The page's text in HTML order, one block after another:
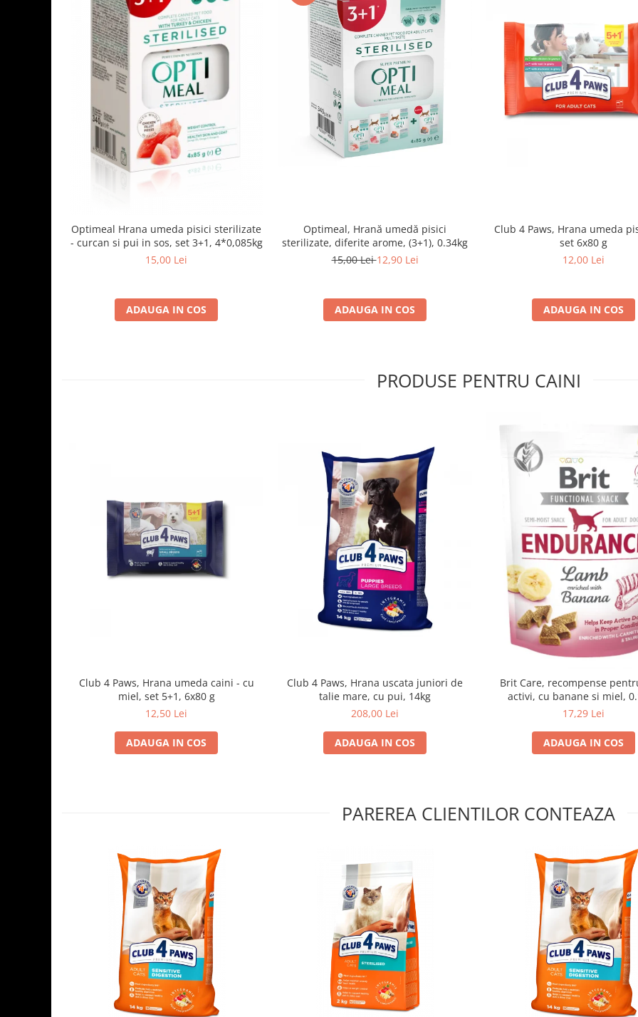
Optimeal Hrana umeda pisici sterilizate
- curcan si pui in sos, set 3+1, 4*0,085kg
15,00 Lei
ADAUGA IN COS
Optimeal, Hrană umedă pisici
sterilizate, diferite arome, (3+1), 0.34kg
15,00 Lei12,90 Lei
ADAUGA IN COS
Club 4 Paws, Hrana umeda
set 6x80 g
12,00 Lei
ADAUGA IN COS
PRODUSE PENTRU CAINI
Club 4 Paws, Hrana umeda caini - cu
miel, set 5+1, 6x80 g
12,50 Lei
ADAUGA IN COS
Club 4 Paws, Hrana uscata juniori de
talie mare, cu pui, 14kg
208,00 Lei
ADAUGA IN COS
Brit Care, recompense
activi, cu banane si miel,
17,29 Lei
ADAUGA IN COS
PAREREA CLIENTILOR CONTEAZA